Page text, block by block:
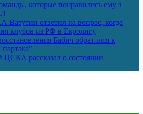
которые понравились ему в
Ватутин ответил на вопрос, когда
клубов из РФ в Евролигу
Бабич обратился к
ЦСКА рассказал о состоянии